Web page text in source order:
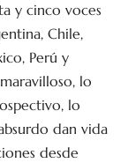
y cinco voces
Chile,
Perú y
lo
lo
dan vida
desde